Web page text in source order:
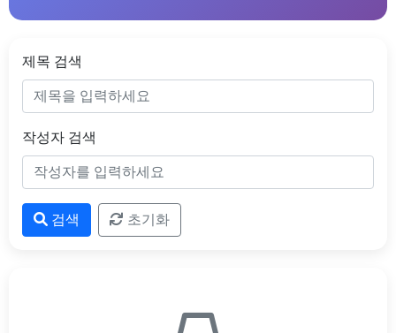
제목 검색
작성자 검색
검색 초기화